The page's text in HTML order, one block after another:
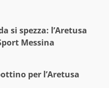
si spezza: l’Aretusa
Messina
per l’Aretusa